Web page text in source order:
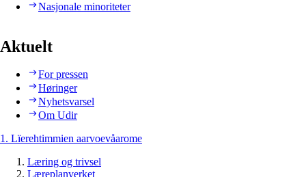
Nasjonale minoriteter
Aktuelt
For pressen
Høringer
Nyhetsvarsel
Om Udir
1. Lïerehtimmien aarvoevåarome
Læring og trivsel
Læreplanverket